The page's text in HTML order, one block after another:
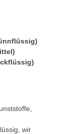
wir